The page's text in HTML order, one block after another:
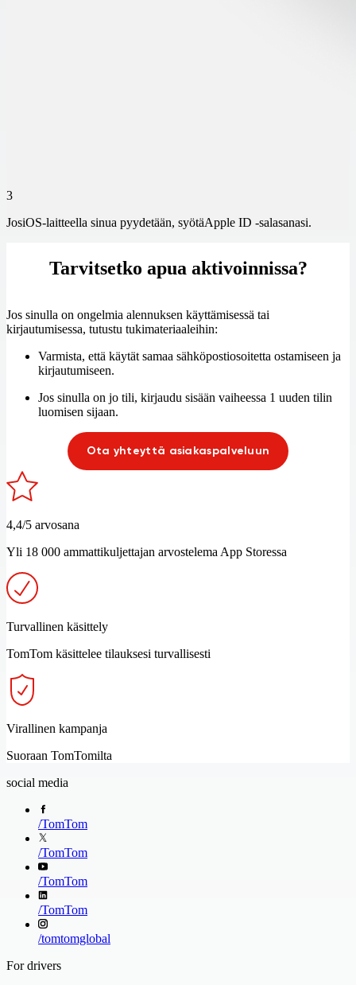
3
JosiOS-laitteella sinua pyydetään, syötäApple ID -salasanasi.
Tarvitsetko apua aktivoinnissa?
Jos sinulla on ongelmia alennuksen käyttämisessä tai
kirjautumisessa, tutustu tukimateriaaleihin:
Varmista, että käytät samaa sähköpostiosoitetta ostamiseen ja
kirjautumiseen.
Jos sinulla on jo tili, kirjaudu sisään vaiheessa 1 uuden tilin
luomisen sijaan.
Ota yhteyttä asiakaspalveluun
4,4/5 arvosana
Yli 18 000 ammattikuljettajan arvostelema App Storessa
Turvallinen käsittely
TomTom käsittelee tilauksesi turvallisesti
Virallinen kampanja
Suoraan TomTomilta
social media
/TomTom
/TomTom
/TomTom
/TomTom
/tomtomglobal
For drivers